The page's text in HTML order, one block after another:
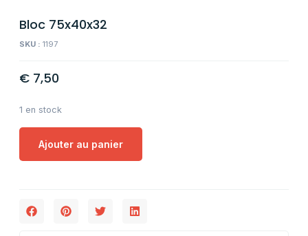
Bloc 75x40x32
SKU : 1197
€ 7,50
1 en stock
Ajouter au panier